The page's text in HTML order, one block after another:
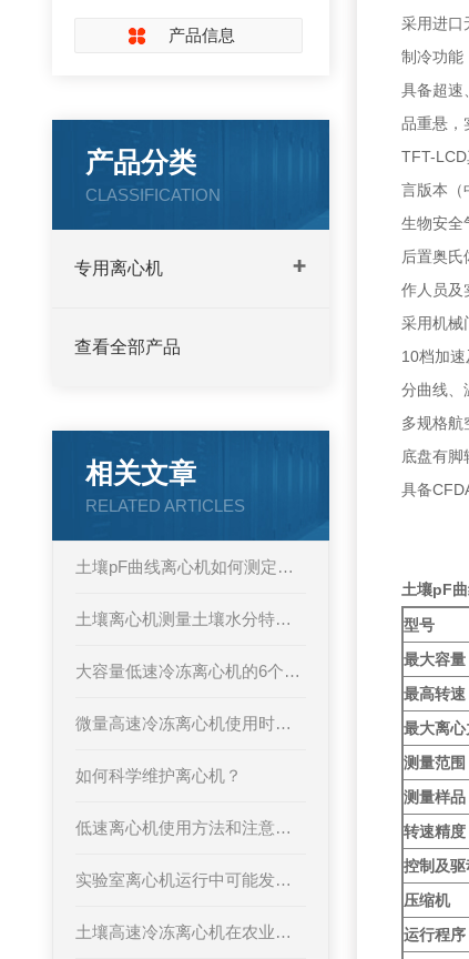
采用进口
制冷功能
具备超速
品重悬，
TFT-
言版本（
生物安全
后置奥
作人员及
采用机械
10档加
分曲线、
多规格航
底盘有脚
具备
土壤pF
型号
最大容量
最高转速
最大离心
测量范围
测量样品
转速精度
控制及
压缩机
运行程序
产品信息
产品分类
CLASSIFICATION
专用离心机
查看全部产品
相关文章
RELATED ARTICLES
土壤pF曲线离心机如何测定土壤水分特性？
土壤离心机测量土壤水分特征曲线的方法及应用意义
大容量低速冷冻离心机的6个保养步骤，速来学习！
微量高速冷冻离心机使用时需要注意的几个问题
如何科学维护离心机？
低速离心机使用方法和注意事项
实验室离心机运行中可能发生的事故及应急预案
土壤高速冷冻离心机在农业领域的前景